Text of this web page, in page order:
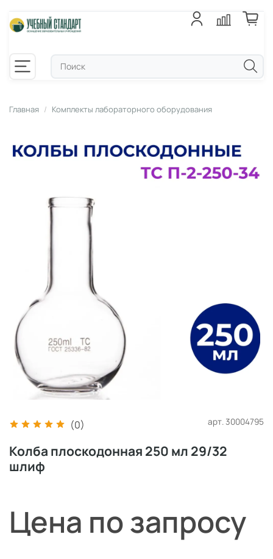
Главная Комплекты лабораторного оборудования
(0) арт. 30004795
Колба плоскодонная 250 мл 29/32
шлиф
Цена по запросу